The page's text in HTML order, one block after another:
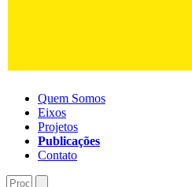
Quem Somos
Eixos
Projetos
Publicações
Contato